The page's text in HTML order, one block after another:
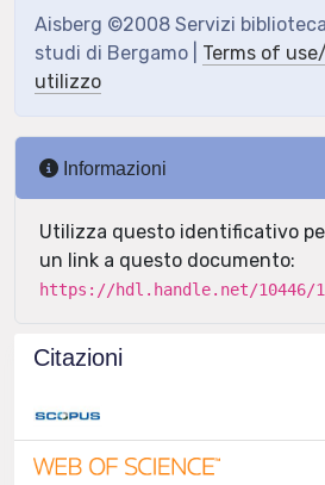
Aisberg ©2008 Servizi
studi di Bergamo | Terms of
utilizzo
Informazioni
Utilizza questo identificativo
un link a questo documento:
https://hdl.handle.net/10446/
Citazioni